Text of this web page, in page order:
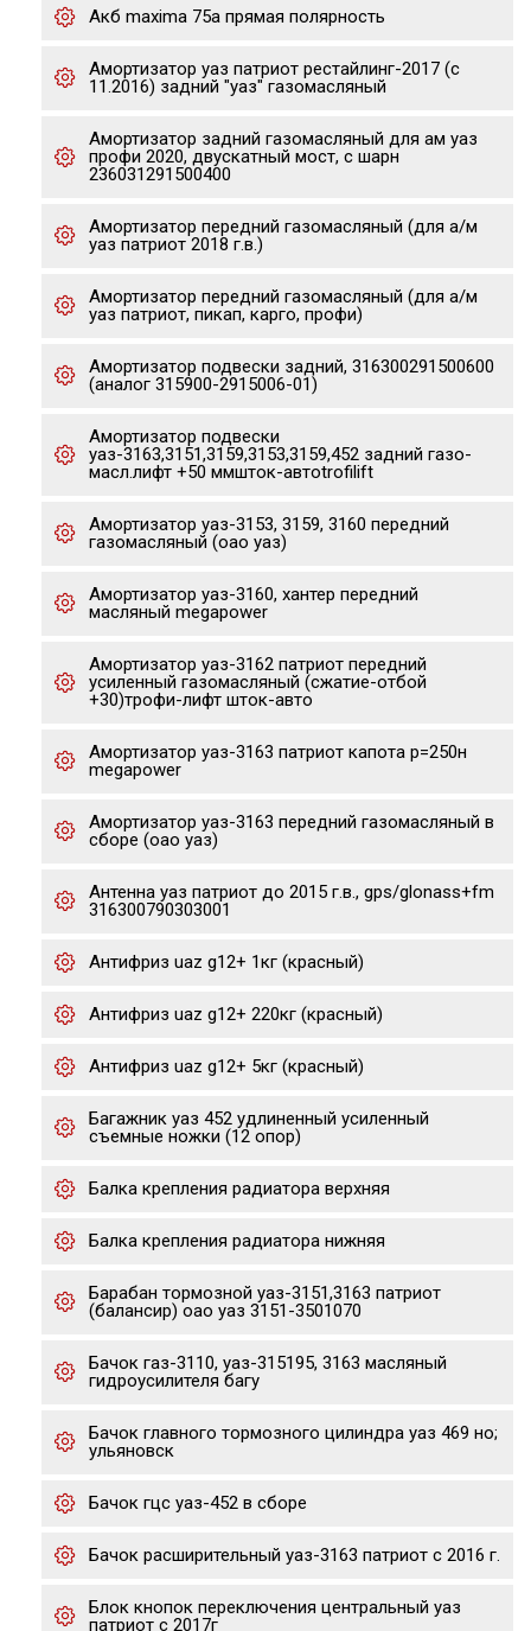
Акб maxima 75a прямая полярность
Амортизатор уаз патриот рестайлинг-2017 (с
11.2016) задний "уаз" газомасляный
Амортизатор задний газомасляный для ам уаз
профи 2020, двускатный мост, с шарн
236031291500400
Амортизатор передний газомасляный (для а/м
уаз патриот 2018 г.в.)
Амортизатор передний газомасляный (для а/м
уаз патриот, пикап, карго, профи)
Амортизатор подвески задний, 316300291500600
(аналог 315900-2915006-01)
Амортизатор подвески
уаз-3163,3151,3159,3153,3159,452 задний газо-
масл.лифт +50 ммшток-автоtrofilift
Амортизатор уаз-3153, 3159, 3160 передний
газомасляный (оао уаз)
Амортизатор уаз-3160, хантер передний
масляный megapower
Амортизатор уаз-3162 патриот передний
усиленный газомасляный (сжатие-отбой
+30)трофи-лифт шток-авто
Амортизатор уаз-3163 патриот капота р=250н
megapower
Амортизатор уаз-3163 передний газомасляный в
сборе (оао уаз)
Антенна уаз патриот до 2015 г.в., gps/glonass+fm
316300790303001
Антифриз uaz g12+ 1кг (красный)
Антифриз uaz g12+ 220кг (красный)
Антифриз uaz g12+ 5кг (красный)
Багажник уаз 452 удлиненный усиленный
съемные ножки (12 опор)
Балка крепления радиатора верхняя
Балка крепления радиатора нижняя
Барабан тормозной уаз-3151,3163 патриот
(балансир) оао уаз 3151-3501070
Бачок газ-3110, уаз-315195, 3163 масляный
гидроусилителя багу
Бачок главного тормозного цилиндра уаз 469 но;
ульяновск
Бачок гцс уаз-452 в сборе
Бачок расширительный уаз-3163 патриот с 2016 г.
Блок кнопок переключения центральный уаз
патриот с 2017г